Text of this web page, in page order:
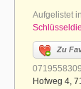
Aufgelistet in
Zu
Hofweg 4,